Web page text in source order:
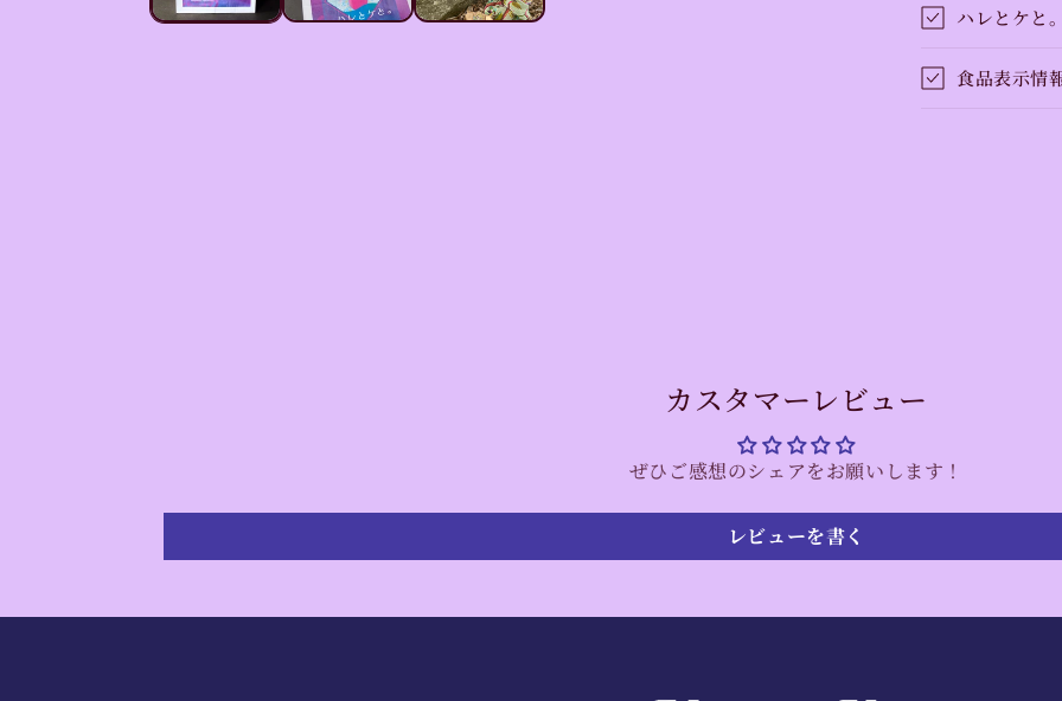
ィ
ハレとケと
食品表示情
カスタマーレビュー
ぜひご感想のシェアをお願いします！
レビューを書く